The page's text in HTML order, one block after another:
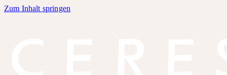
Zum Inhalt springen